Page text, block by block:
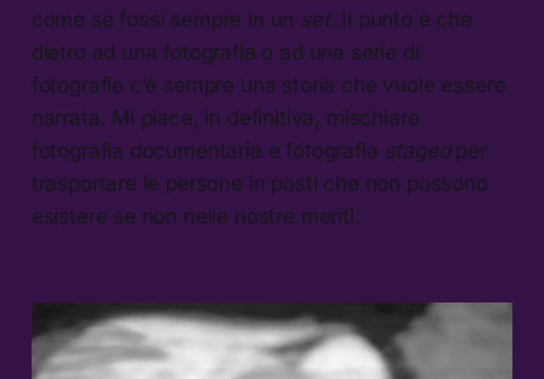
come se fossi sempre in un set. Il punto è che
dietro ad una fotografia o ad una serie di
fotografie c’è sempre una storia che vuole essere
narrata. Mi piace, in definitiva, mischiare
fotografia documentaria e fotografia stagedper
trasportare le persone in posti che non possono
esistere se non nelle nostre menti.